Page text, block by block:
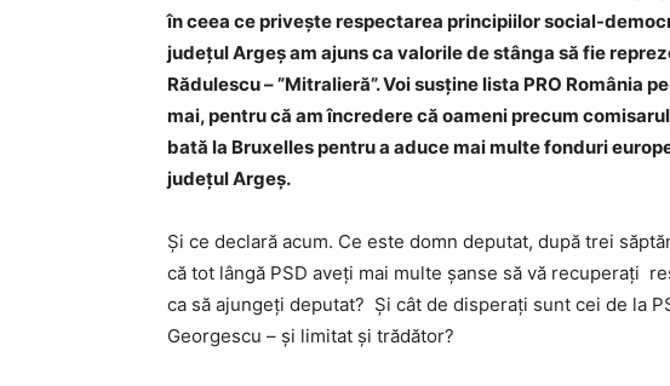
în ceea ce priveşte respectarea principiilor social-
judeţul Argeş am ajuns ca valorile de stânga să fie
Rădulescu – ”Mitralieră”. Voi susţine lista PRO România
mai, pentru că am încredere că oameni precum
bată la Bruxelles pentru a aduce mai multe fonduri
judeţul Argeş.
Și ce declară acum. Ce este domn deputat, după trei
că tot lângă PSD aveți mai multe șanse să vă recuperați
ca să ajungeți deputat? Și cât de disperați sunt cei de la
Georgescu – și limitat și trădător?